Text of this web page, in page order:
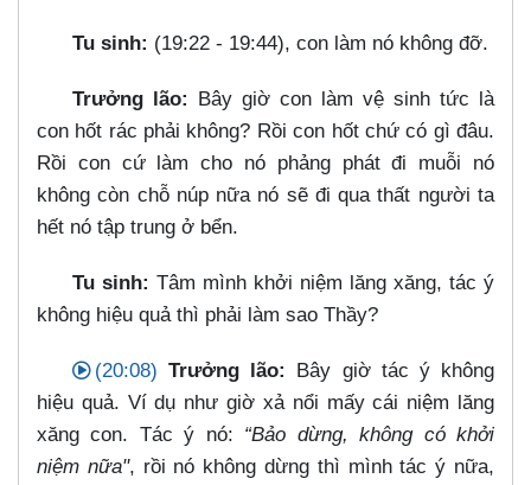
Tu sinh: (19:22 - 19:44), con làm nó không đỡ.
Trưởng lão: Bây giờ con làm vệ sinh tức là
con hốt rác phải không? Rồi con hốt chứ có gì đâu.
Rồi con cứ làm cho nó phảng phát đi muỗi nó
không còn chỗ núp nữa nó sẽ đi qua thất người ta
hết nó tập trung ở bển.
Tu sinh: Tâm mình khởi niệm lăng xăng, tác ý
không hiệu quả thì phải làm sao Thầy?
(20:08) Trưởng lão:
Bây giờ tác ý không
hiệu quả. Ví dụ như giờ xả nổi mấy cái niệm lăng
xăng con. Tác ý nó: “Bảo dừng, không có khởi
niệm nữa", rồi nó không dừng thì mình tác ý nữa,